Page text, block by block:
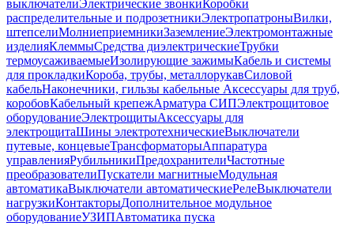
выключателиЭлектрические звонкиКоробки
распределительные и подрозетникиЭлектропатроныВилки,
штепселиМолниеприемникиЗаземлениеЭлектромонтажные
изделияКлеммыСредства диэлектрическиеТрубки
термоусаживаемыеИзолирующие зажимыКабель и системы
для прокладкиКороба, трубы, металлорукавСиловой
кабельНаконечники, гильзы кабельные Аксессуары для труб,
коробовКабельный крепежАрматура СИПЭлектрощитовое
оборудованиеЭлектрощитыАксессуары для
электрощитаШины электротехническиеВыключатели
путевые, концевыеТрансформаторыАппаратура
управленияРубильникиПредохранителиЧастотные
преобразователиПускатели магнитныеМодульная
автоматикаВыключатели автоматическиеРелеВыключатели
нагрузкиКонтакторыДополнительное модульное
оборудованиеУЗИПАвтоматика пуска